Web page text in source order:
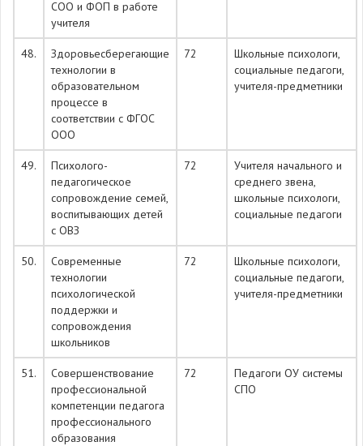
СОО и ФОП в работе
учителя
48.
Здоровьесберегающие
технологии в
образовательном
процессе в
соответствии с ФГОС
ООО
72
Школьные психологи,
социальные педагоги,
учителя-предметники
49.
Психолого-
педагогическое
сопровождение семей,
воспитывающих детей
с ОВЗ
72
Учителя начального и
среднего звена,
школьные психологи,
социальные педагоги
50.
Современные
технологии
психологической
поддержки и
сопровождения
школьников
72
Школьные психологи,
социальные педагоги,
учителя-предметники
51.
Совершенствование
профессиональной
компетенции педагога
профессионального
образования
72
Педагоги ОУ системы
СПО